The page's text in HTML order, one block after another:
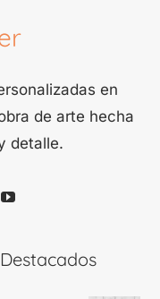
en
de arte hecha
detalle.
Destacados